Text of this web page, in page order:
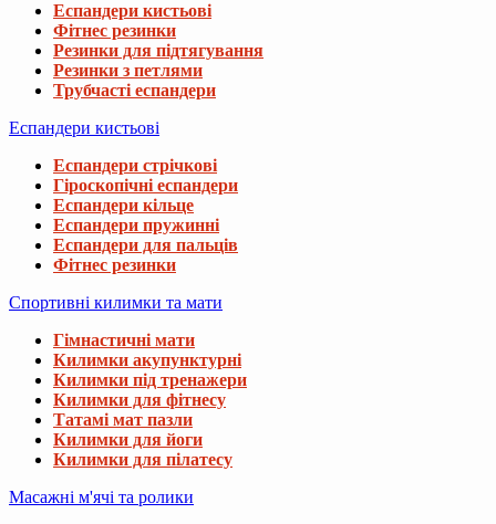
Еспандери кистьові
Фітнес резинки
Резинки для підтягування
Резинки з петлями
Трубчасті еспандери
Еспандери кистьові
Еспандери стрічкові
Гіроскопічні еспандери
Еспандери кільце
Еспандери пружинні
Еспандери для пальців
Фітнес резинки
Спортивні килимки та мати
Гімнастичні мати
Килимки акупунктурні
Килимки під тренажери
Килимки для фітнесу
Татамі мат пазли
Килимки для йоги
Килимки для пілатесу
Масажні м'ячі та ролики